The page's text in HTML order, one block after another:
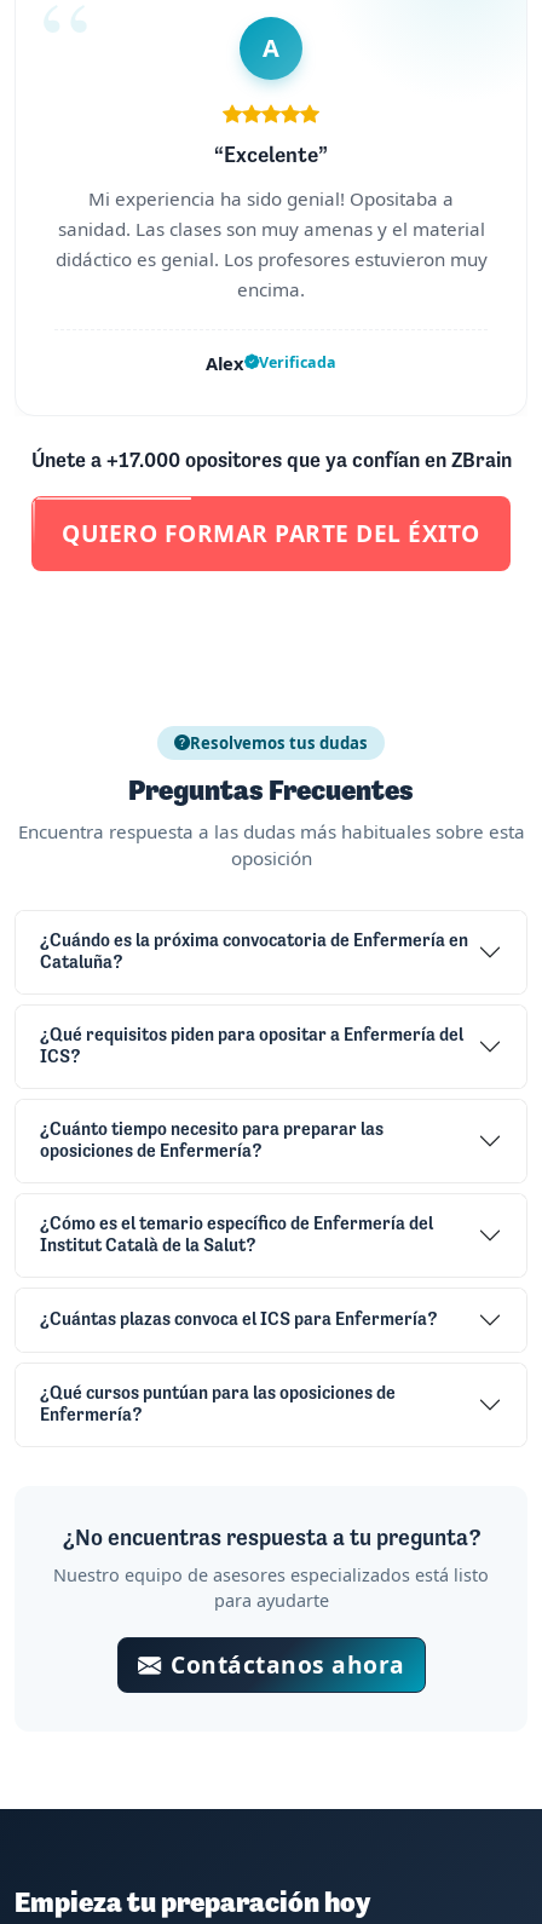
A
“Excelente”
Mi experiencia ha sido genial! Opositaba a
sanidad. Las clases son muy amenas y el material
didáctico es genial. Los profesores estuvieron muy
encima.
Alex Verificada
Únete a +17.000 opositores que ya confían en ZBrain
QUIERO FORMAR PARTE DEL ÉXITO
Resolvemos tus dudas
Preguntas Frecuentes
Encuentra respuesta a las dudas más habituales sobre esta
oposición
¿Cuándo es la próxima convocatoria de Enfermería en
Cataluña?
¿Qué requisitos piden para opositar a Enfermería del
ICS?
¿Cuánto tiempo necesito para preparar las
oposiciones de Enfermería?
¿Cómo es el temario específico de Enfermería del
Institut Català de la Salut?
¿Cuántas plazas convoca el ICS para Enfermería?
¿Qué cursos puntúan para las oposiciones de
Enfermería?
¿No encuentras respuesta a tu pregunta?
Nuestro equipo de asesores especializados está listo
para ayudarte
Contáctanos ahora
Empieza tu preparación hoy